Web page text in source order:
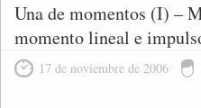
Una de momentos (I) –
momento lineal e
17 de noviembre de 2006